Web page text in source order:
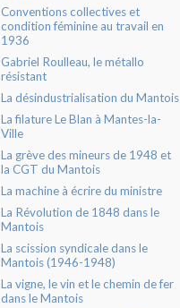
Conventions collectives et
condition féminine au travail en
1936
Gabriel Roulleau, le métallo
résistant
La désindustrialisation du Mantois
La filature Le Blan à Mantes-la-
Ville
La grève des mineurs de 1948 et
la CGT du Mantois
La machine à écrire du ministre
La Révolution de 1848 dans le
Mantois
La scission syndicale dans le
Mantois (1946-1948)
La vigne, le vin et le chemin de fer
dans le Mantois